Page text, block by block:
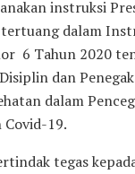
instruksi
dalam
6 Tahun 2020
dan
dalam
Covid-19.
tegas